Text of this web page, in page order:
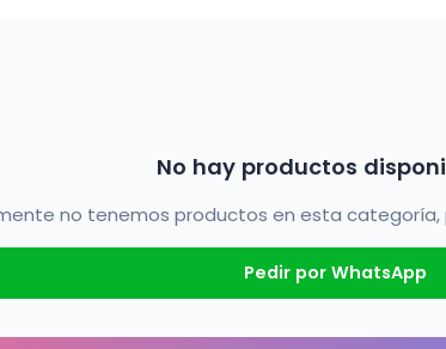
No hay productos
no tenemos productos en esta categoría,
Pedir por WhatsApp